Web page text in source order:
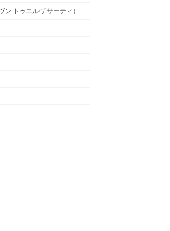
ン トゥエルヴ サーティ）